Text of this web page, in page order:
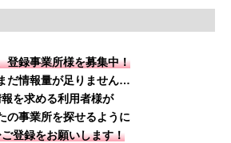
登録事業所様を募集中！
だ情報量が足りません…
を求める利用者様が
の事業所を探せるように
登録をお願いします！